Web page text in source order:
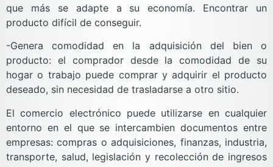
que más se adapte a su economía. Encontrar un
producto difícil de conseguir.
-Genera comodidad en la adquisición del bien o
producto: el comprador desde la comodidad de su
hogar o trabajo puede comprar y adquirir el producto
deseado, sin necesidad de trasladarse a otro sitio.
El comercio electrónico puede utilizarse en cualquier
entorno en el que se intercambien documentos entre
empresas: compras o adquisiciones, finanzas, industria,
transporte, salud, legislación y recolección de ingresos